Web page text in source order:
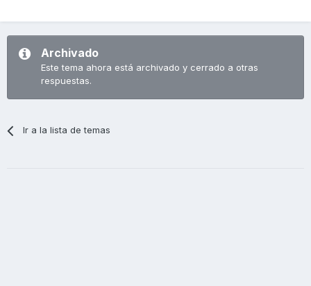
Archivado
Este tema ahora está archivado y cerrado a otras
respuestas.
Ir a la lista de temas